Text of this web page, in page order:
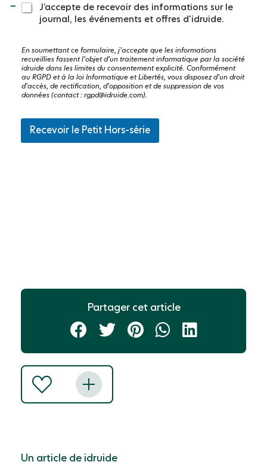
e
m
e
n
t
J’accepte de recevoir des informations sur le
journal, les événements et offres d'idruide.
En soumettant ce formulaire, j’accepte que les informations
recueillies fassent l’objet d’un traitement informatique par la société
idruide dans les limites du consentement explicité. Conformément
au RGPD et à la loi Informatique et Libertés, vous disposez d’un droit
d’accès, de rectification, d’opposition et de suppression de vos
données (contact : rgpd@idruide.com).
Recevoir le Petit Hors-série
Partager cet article
Un article de idruide